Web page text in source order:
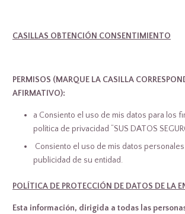
CASILLAS OBTENCIÓN CONSENTIMIENTO
PERMISOS (MARQUE LA CASILLA
AFIRMATIVO):
a Consiento el uso de mis datos para los
política de privacidad “SUS DATOS
 Consiento el uso de mis datos
publicidad de su entidad.
POLÍTICA DE PROTECCIÓN DE DATOS DE LA
Esta información, dirigida a todas las